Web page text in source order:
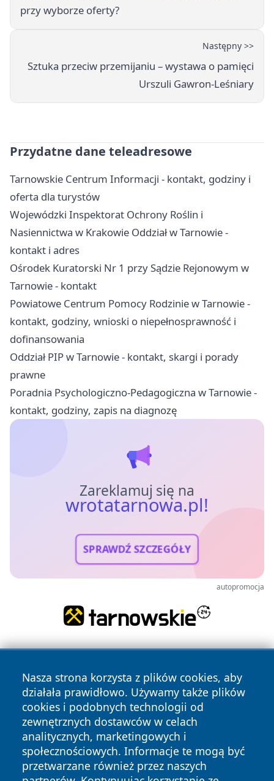
przy wyborze oferty?
Następny >>
Sztuka przeciw przemijaniu – wystawa o pamięci
Urszuli Gawron‑Leśniary
Przydatne dane teleadresowe
Tarnowskie Centrum Informacji - kontakt, godziny i
oferta dla turystów
Wojewódzki Inspektorat Ochrony Roślin i
Nasiennictwa w Krakowie Oddział w Tarnowie -
kontakt i adres
Ośrodek Kuratorski Nr 1 przy Sądzie Rejonowym w
Tarnowie - kontakt
Powiatowe Centrum Pomocy Rodzinie w Tarnowie -
kontakt, godziny, wnioski o niepełnosprawność i
dofinansowania
Oddział PIP w Tarnowie - kontakt, skargi i porady
prawne
Poradnia Psychologiczno-Pedagogiczna w Tarnowie -
kontakt, godziny, zapis na diagnozę
Zareklamuj się na
wrotatarnowa.pl!
SPRAWDŹ SZCZEGÓŁY
autopromocja
Nasza strona korzysta z plików cookies, aby
działała prawidłowo. Używamy także plików
cookies i podobnych technologii od
zewnętrznych dostawców w celach
analitycznych, marketingowych i
społecznościowych. Informacje te mogą być
przetwarzane również przez naszych
Copyright © 2026 wrotatarnowa.pl Wszystkie prawa
zastrzeżone.